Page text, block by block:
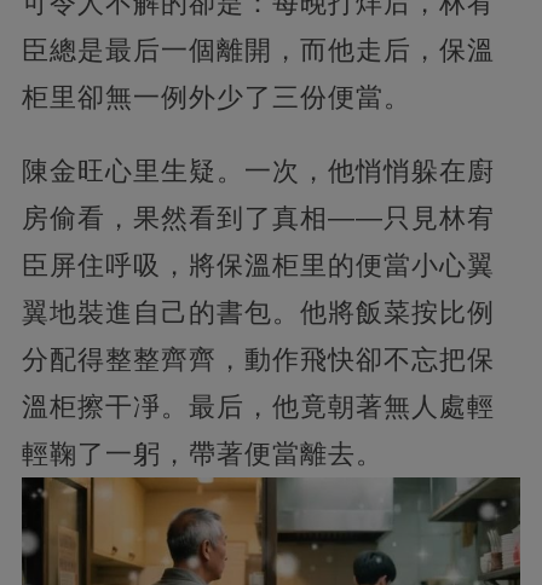
臣總是最后一個離開，而他走后，保溫
柜里卻無一例外少了三份便當。
陳金旺心里生疑。一次，他悄悄躲在廚
房偷看，果然看到了真相——只見林宥
臣屏住呼吸，將保溫柜里的便當小心翼
翼地裝進自己的書包。他將飯菜按比例
分配得整整齊齊，動作飛快卻不忘把保
溫柜擦干凈。最后，他竟朝著無人處輕
輕鞠了一躬，帶著便當離去。